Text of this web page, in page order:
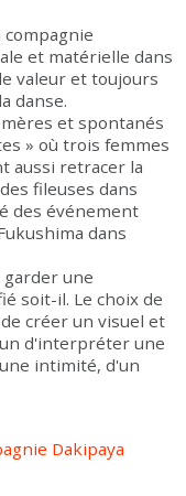
et matérielle dans
valeur et toujours
danse.
et spontanés
» où trois femmes
aussi retracer la
fileuses dans
des événement
dans
garder une
soit-il. Le choix de
créer un visuel et
d'interpréter une
intimité, d'un
Dakipaya